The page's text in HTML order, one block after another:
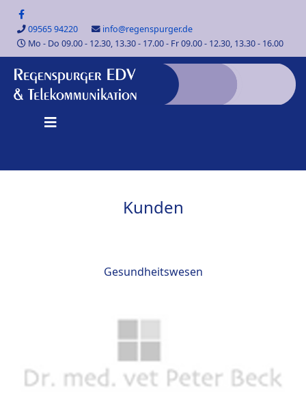
09565 94220
info@regenspurger.de
Mo - Do 09.00 - 12.30, 13.30 - 17.00 - Fr 09.00 - 12.30, 13.30 - 16.00
Kunden
Gesundheitswesen